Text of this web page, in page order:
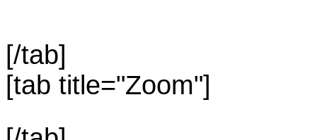
[/tab]
[tab title="Zoom"]